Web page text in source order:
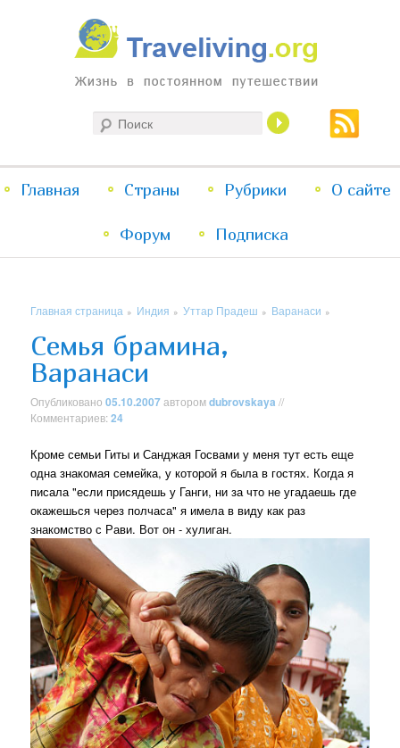
Traveliving
Жизнь в постоянном путешествии
меню
Перейти
к
Перейти
к
Главная Страны Рубрики О сайте
Форум Подписка
Главная страница » Индия »Уттар Прадеш » Варанаси »
Семья брамина,
Варанаси
Опубликовано05.10.2007авторомdubrovskaya //
Комментариев:24
Кроме семьи Гиты и Санджая Госвами у меня тут есть еще
одна знакомая семейка, у которой я была в гостях. Когда я
писала "если присядешь у Ганги, ни за что не угадаешь где
окажешься через полчаса" я имела в виду как раз
знакомство с Рави. Вот он - хулиган.